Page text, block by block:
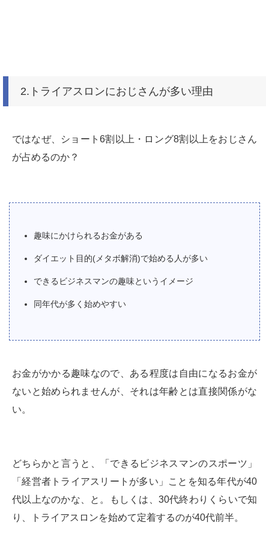
2.トライアスロンにおじさんが多い理由
ではなぜ、ショート6割以上・ロング8割以上をおじさん
が占めるのか？
趣味にかけられるお金がある
ダイエット目的(メタボ解消)で始める人が多い
できるビジネスマンの趣味というイメージ
同年代が多く始めやすい
お金がかかる趣味なので、ある程度は自由になるお金が
ないと始められませんが、それは年齢とは直接関係がな
い。
どちらかと言うと、「できるビジネスマンのスポーツ」
「経営者トライアスリートが多い」ことを知る年代が40
代以上なのかな、と。もしくは、30代終わりくらいで知
り、トライアスロンを始めて定着するのが40代前半。